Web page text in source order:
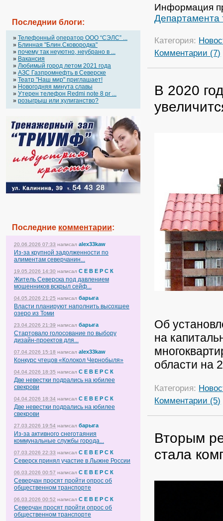
Последнии блоги:
» Телефонный оператор OOO “СЭЛС” ...
» Блинная "Блин.Сковородка"
» почему так неуютно, неубрано в ...
» Вакансия
» Любимый город летом 2021 года
» АЗС Газпромнефть в Северске
» Театр "Наш мир" приглашает!
» Новогодняя минута славы
» Утерен телефон Redmi note 8 pr ...
» розыгрыш или хулиганство?
Последние комментарии:
20.06.2026 07:33 написал alex33kaw
Из-за крупной задолженности по
алиментам северчанин...
19.05.2026 14:30 написал С Е В Е Р С К
Житель Северска под давлением
мошенников вскрыл сейф...
04.05.2026 21:25 написал барыга
Власти планируют наполнить высохшее
озеро из Томи
23.04.2026 21:39 написал барыга
Стартовало голосование по выбору
дизайн-проектов для...
07.04.2026 15:18 написал alex33kaw
Конкурс чтецов «Колокол Чернобыля»
04.04.2026 18:35 написал С Е В Е Р С К
Две невестки подрались на юбилее
свекрови
04.04.2026 18:34 написал С Е В Е Р С К
Две невестки подрались на юбилее
свекрови
27.03.2026 19:54 написал барыга
Из-за активного снеготаяния
коммунальные службы города...
07.03.2026 22:33 написал С Е В Е Р С К
Северск принял участие в Лыжне России
06.03.2026 00:57 написал С Е В Е Р С К
Северчан просят пройти опрос об
общественном транспорте
06.03.2026 00:52 написал С Е В Е Р С К
Северчан просят пройти опрос об
общественном транспорте
Информация
Департамента
Категория:
Комментарии (7)
В 2020
Об
на
области на
Категория:
Комментарии (5)
Вторым
стала